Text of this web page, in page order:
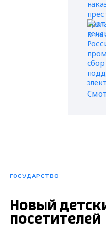
ГОСУДАРСТВО
Новый
посетителей